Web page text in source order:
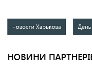
новости Харькова День